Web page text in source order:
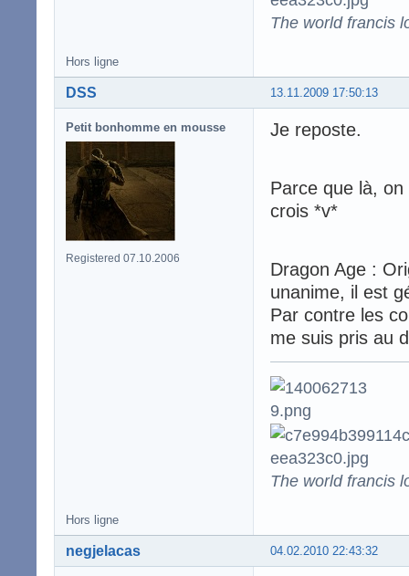
The world francis
Hors ligne
13.11.2009 17:50:13
DSS
Petit bonhomme en mousse
Registered 07.10.2006
Je reposte.
Parce que là,
crois *v*
Dragon Age :
unanime, il est
Par contre les
me suis pris au
The world francis
Hors ligne
04.02.2010 22:43:32
negjelacas